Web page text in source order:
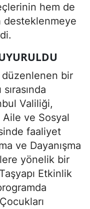
hem de
desteklenmeye
düzenlenen bir
Valiliği,
Aile ve Sosyal
faaliyet
ve Dayanışma
yönelik bir
Etkinlik